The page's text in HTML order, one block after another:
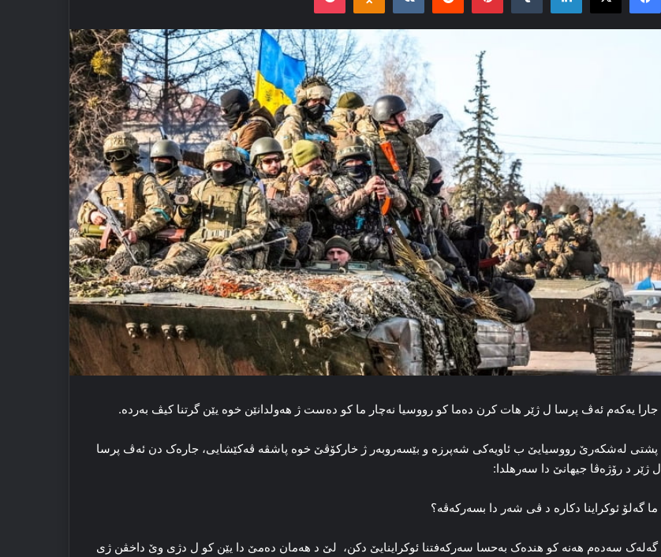
جارا یه‌که‌م ئه‌ڤ پرسا ل ژێر هات کرن ده‌ما کو رووسیا نه‌چار ما کو دەست ژ هه‌ولدانێن خوه‌ یێن گرتنا کیڤ به‌رده‌.
پشتی لەشکەرێ رووسیایێ ب ئاویەکی شەپرزە و بێسەروبەر ژ خارکۆڤێ خوە پاشڤە ڤەکێشایی، جارەک دن ئەڤ پرسا
ل ژێر د رۆژەڤا جیهانێ دا سەرهلدا:
ما گەلۆ ئوکراینا دکاره‌ د ڤی شه‌ر دا بسەرکەڤە؟
گه‌له‌ک سه‌ده‌م هه‌نه‌ کو هندەک بەحسا سه‌رکه‌فتنا ئوکراینایێ دکن، لێ د هه‌مان ده‌مێ دا یێن کو ل دژی وێ داخڤن ژی